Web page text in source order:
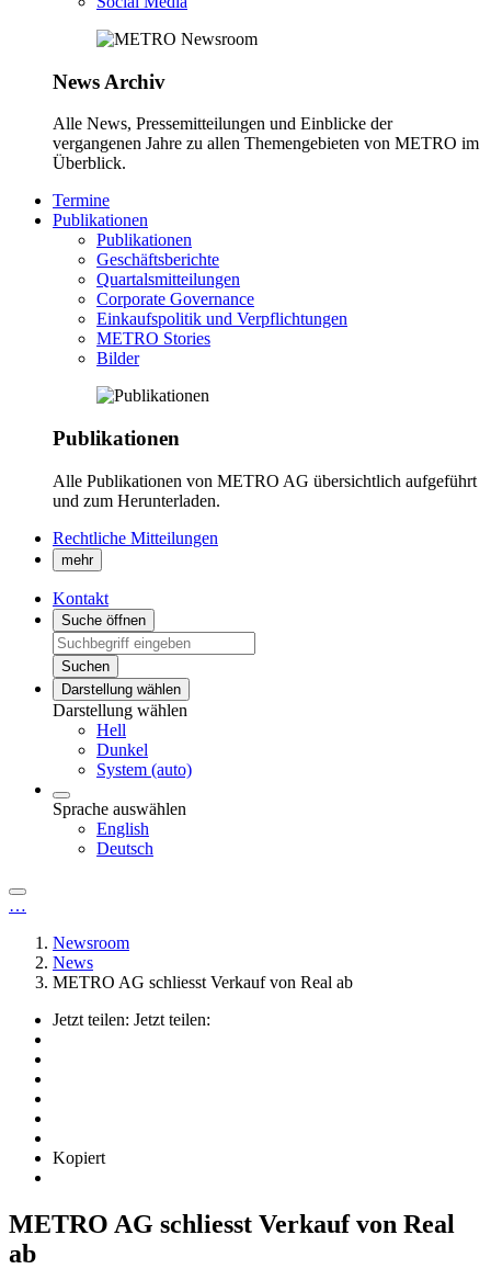
News Archiv
Alle News, Pressemitteilungen und Einblicke der
vergangenen Jahre zu allen Themengebieten von METRO im
Überblick.
Termine
Publikationen
Publikationen
Geschäftsberichte
Quartalsmitteilungen
Corporate Governance
Einkaufspolitik und Verpflichtungen
METRO Stories
Bilder
Publikationen
Alle Publikationen von METRO AG übersichtlich aufgeführt
und zum Herunterladen.
Rechtliche Mitteilungen
mehr
Kontakt
Suche öffnen
Suchen
Darstellung wählen
Darstellung wählen
Hell
Dunkel
System (auto)
Sprache auswählen
English
Deutsch
…
Newsroom
News
METRO AG schliesst Verkauf von Real ab
Jetzt teilen: Jetzt teilen:
Kopiert
METRO AG schliesst Verkauf von Real
ab